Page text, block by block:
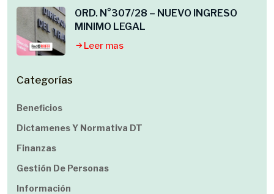
ORD. N°307/28 – NUEVO INGRESO
MINIMO LEGAL
Leer mas
Categorías
Beneficios
Dictamenes Y Normativa DT
Finanzas
Gestión De Personas
Información